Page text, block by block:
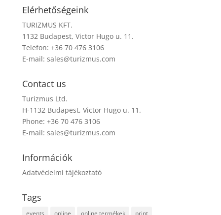
Elérhetőségeink
TURIZMUS KFT.
1132 Budapest, Victor Hugo u. 11.
Telefon: +36 70 476 3106
E-mail: sales@turizmus.com
Contact us
Turizmus Ltd.
H-1132 Budapest, Victor Hugo u. 11.
Phone: +36 70 476 3106
E-mail: sales@turizmus.com
Információk
Adatvédelmi tájékoztató
Tags
events online online termékek print